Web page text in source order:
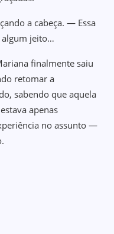
a cabeça. — Essa
algum jeito…
finalmente saiu
retomar a
sabendo que aquela
apenas
no assunto —